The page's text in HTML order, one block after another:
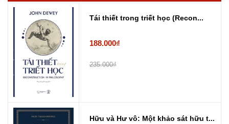
Tái thiết trong triết học (Recon...
188.000₫
235.000₫
Hữu và Hư vô: Một khảo sát hữu t...